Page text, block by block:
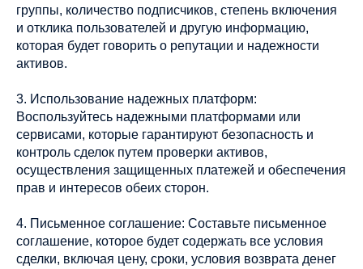
группы, количество подписчиков, степень включения
и отклика пользователей и другую информацию,
которая будет говорить о репутации и надежности
активов.
3. Использование надежных платформ:
Воспользуйтесь надежными платформами или
сервисами, которые гарантируют безопасность и
контроль сделок путем проверки активов,
осуществления защищенных платежей и обеспечения
прав и интересов обеих сторон.
4. Письменное соглашение: Составьте письменное
соглашение, которое будет содержать все условия
сделки, включая цену, сроки, условия возврата денег